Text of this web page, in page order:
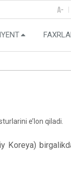
e’lon qiladi.